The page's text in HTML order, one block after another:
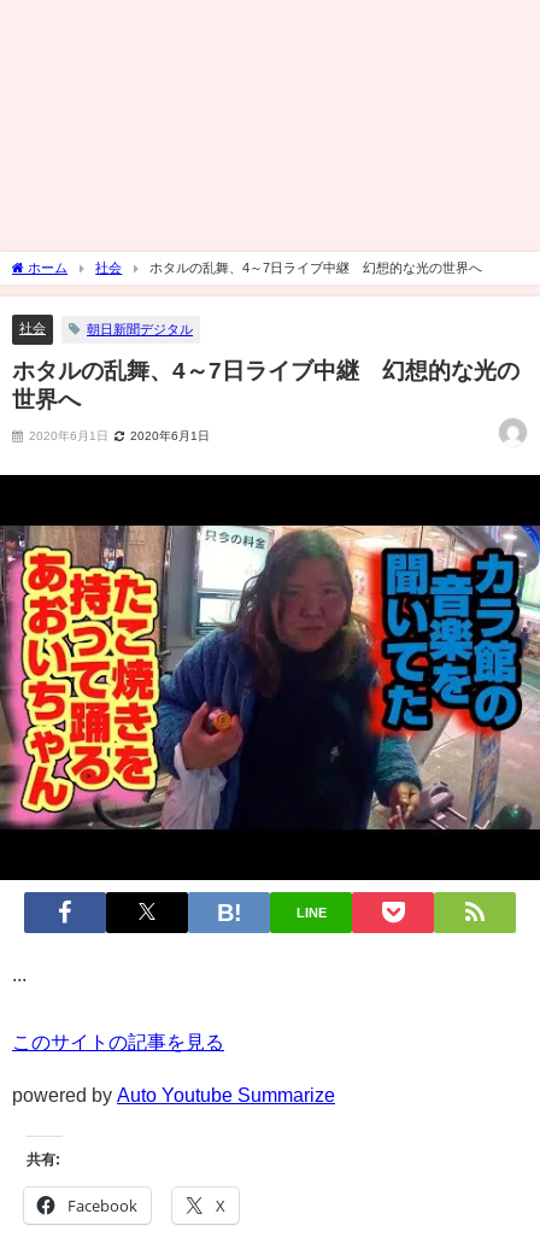
ホーム 社会 ホタルの乱舞、4～7日ライブ中継 幻想的な光の世界へ
社会 朝日新聞デジタル
ホタルの乱舞、4～7日ライブ中継 幻想的な光の
世界へ
2020年6月1日 2020年6月1日
LINE
...
このサイトの記事を見る
powered by Auto Youtube Summarize
共有:
Facebook X